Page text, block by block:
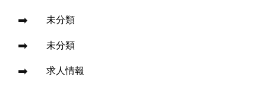
未分類
未分類
求人情報